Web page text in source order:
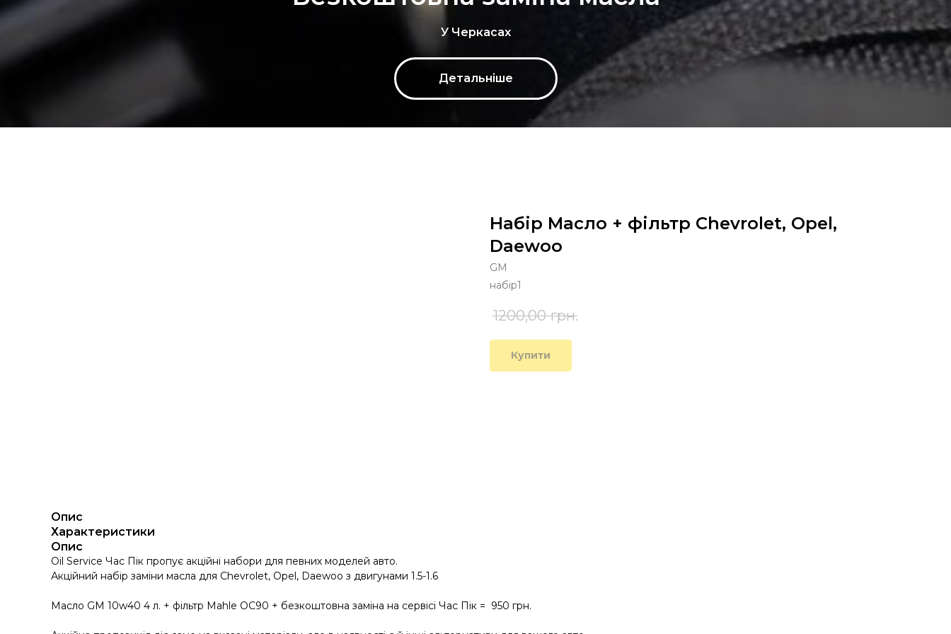
У Черкасах
Детальніше
Набір Масло + фільтр Chevrolet, Opel,
Daewoo
GM
набір1
1200,00 грн.
Купити
Опис
Характеристики
Опис
Oil Service Час Пік пропує акційні набори для певних моделей авто.
Акційний набір заміни масла для Chevrolet, Opel, Daewoo з двигунами 1.5-1.6
Масло GM 10w40 4 л. + фільтр Mahle OC90 + безкоштовна заміна на сервісі Час Пік = 950 грн.